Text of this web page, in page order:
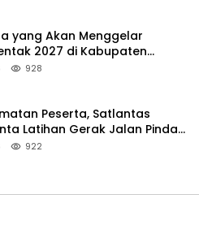
yang Akan Menggelar
2027 di Kabupaten
928
Peserta, Satlantas
Latihan Gerak Jalan Pindah
922